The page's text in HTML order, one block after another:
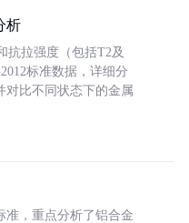
析
抗拉强度（包括T2及
标准数据，详细分
对比不同状态下的金属
准，重点分析了铝合金